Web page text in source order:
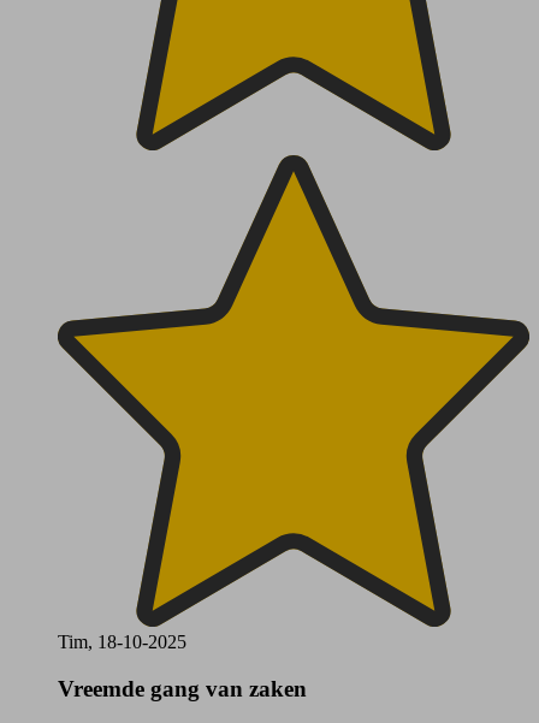
Tim, 18-10-2025
Vreemde gang van zaken